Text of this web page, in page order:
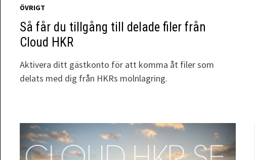
ÖVRIGT
Så får du tillgång till delade filer från
Cloud HKR
Aktivera ditt gästkonto för att komma åt filer som
delats med dig från HKRs molnlagring.